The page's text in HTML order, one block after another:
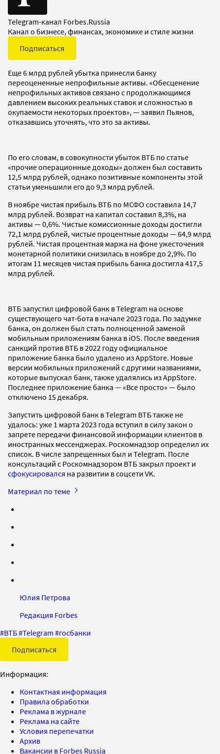
Telegram-канал Forbes.Russia
Канал о бизнесе, финансах, экономике и стиле жизни
Подписаться
Еще 6 млрд рублей убытка принесли банку
переоцененные непрофильные активы. «Обесценение
непрофильных активов связано с продолжающимся
давлением высоких реальных ставок и сложностью в
окупаемости некоторых проектов», — заявил Пьянов,
отказавшись уточнять, что это за активы.
По его словам, в совокупности убыток ВТБ по статье
«прочие операционные доходы» должен был составить
12,5 млрд рублей, однако позитивные компоненты этой
статьи уменьшили его до 9,3 млрд рублей.
В ноябре чистая прибыль ВТБ по МСФО составила 14,7
млрд рублей. Возврат на капитал составил 8,3%, на
активы — 0,6%. Чистые комиссионные доходы достигли
72,1 млрд рублей, чистые процентные доходы — 64,9 млрд
рублей. Чистая процентная маржа на фоне ужесточения
монетарной политики снизилась в ноябре до 2,9%. По
итогам 11 месяцев чистая прибыль банка достигла 417,5
млрд рублей.
ВТБ запустил цифровой банк в Telegram на основе
существующего чат-бота в начале 2023 года. По задумке
банка, он должен был стать полноценной заменой
мобильным приложениям банка в iOS. После введения
санкций против ВТБ в 2022 году официальное
приложение банка было удалено из AppStore. Новые
версии мобильных приложений с другими названиями,
которые выпускал банк, также удалялись из AppStore.
Последнее приложение банка — «Все просто» — было
отключено 15 декабря.
Запустить цифровой банк в Telegram ВТБ также не
удалось: уже 1 марта 2023 года вступил в силу закон о
запрете передачи финансовой информации клиентов в
иностранных мессенджерах. Роскомнадзор определил их
список. В числе запрещенных был и Telegram. После
консультаций с Роскомнадзором ВТБ закрыл проект и
сфокусировался на развитии в соцсети VK.
Материал по теме
Юлия Петрова
Редакция Forbes
#ВТБ#Telegram #госбанки
Подписаться
Информация:
Контактная информация
Правила обработки
Реклама в журнале
Реклама на сайте
Условия перепечатки
Архив
Вакансии в Forbes Russia